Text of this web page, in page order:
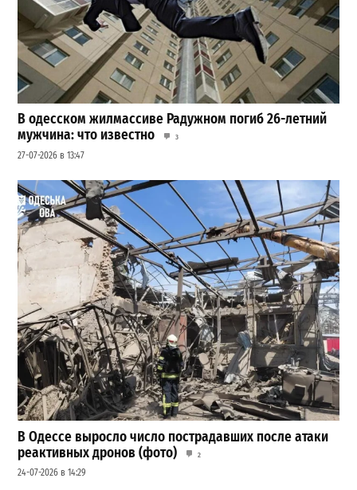
В одесском жилмассиве Радужном погиб 26-летний
мужчина: что известно
3
27-07-2026 в 13:47
В Одессе выросло число пострадавших после атаки
реактивных дронов (фото)
2
24-07-2026 в 14:29